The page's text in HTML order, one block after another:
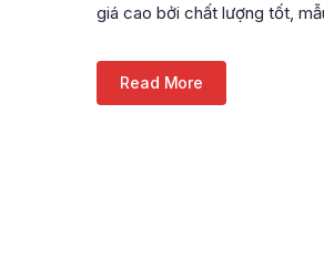
giá cao bởi chất lượng tốt,
Read More